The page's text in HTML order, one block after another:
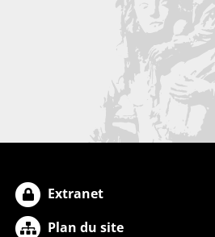
Extranet
Plan du site